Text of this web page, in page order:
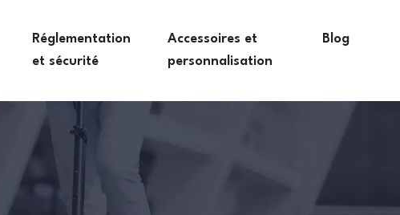
Réglementation
et sécurité
Accessoires et
personnalisation
Blog